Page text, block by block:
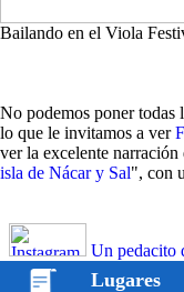
Bailando en el Viola
No podemos poner todas
lo que le invitamos a ver
ver la excelente
isla de Nácar y Sal", con
Un pedacito
Lugares